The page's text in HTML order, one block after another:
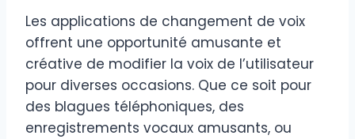
Les applications de changement de voix
offrent une opportunité amusante et
créative de modifier la voix de l’utilisateur
pour diverses occasions. Que ce soit pour
des blagues téléphoniques, des
enregistrements vocaux amusants, ou